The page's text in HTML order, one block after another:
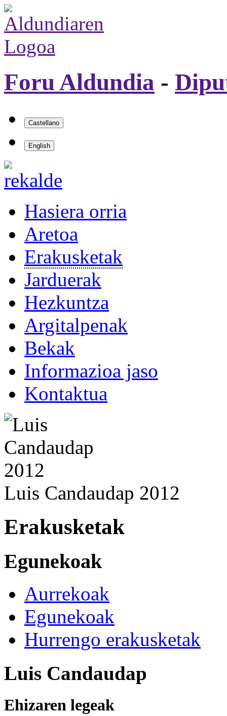
Foru Aldundia -
Hasiera orria
Aretoa
Erakusketak
Jarduerak
Hezkuntza
Argitalpenak
Bekak
Informazioa jaso
Kontaktua
Luis Candaudap 2012
Erakusketak
Egunekoak
Aurrekoak
Egunekoak
Hurrengo erakusketak
Luis Candaudap
Ehizaren legeak